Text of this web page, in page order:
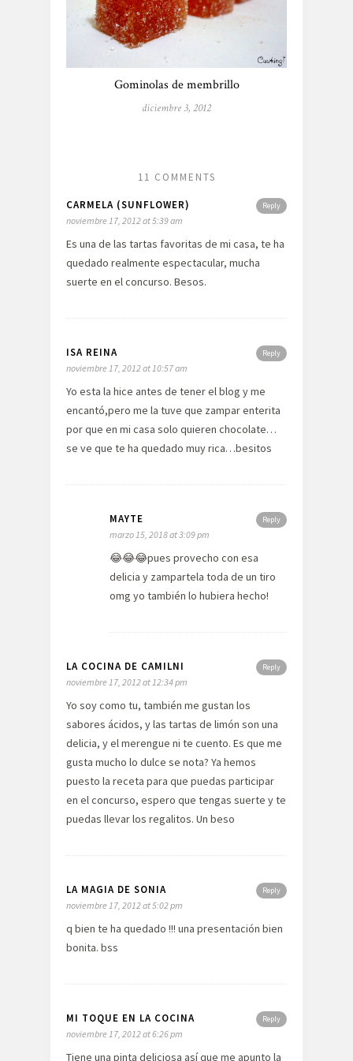
Gominolas de membrillo
diciembre 3, 2012
11 COMMENTS
Reply
CARMELA (SUNFLOWER)
noviembre 17, 2012 at 5:39 am
Es una de las tartas favoritas de mi casa, te ha
quedado realmente espectacular, mucha
suerte en el concurso. Besos.
Reply
ISA REINA
noviembre 17, 2012 at 10:57 am
Yo esta la hice antes de tener el blog y me
encantó,pero me la tuve que zampar enterita
por que en mi casa solo quieren chocolate…
se ve que te ha quedado muy rica…besitos
Reply
MAYTE
marzo 15, 2018 at 3:09 pm
😂😂😂pues provecho con esa
delicia y zampartela toda de un tiro
omg yo también lo hubiera hecho!
Reply
LA COCINA DE CAMILNI
noviembre 17, 2012 at 12:34 pm
Yo soy como tu, también me gustan los
sabores ácidos, y las tartas de limón son una
delicia, y el merengue ni te cuento. Es que me
gusta mucho lo dulce se nota? Ya hemos
puesto la receta para que puedas participar
en el concurso, espero que tengas suerte y te
puedas llevar los regalitos. Un beso
Reply
LA MAGIA DE SONIA
noviembre 17, 2012 at 5:02 pm
q bien te ha quedado !!! una presentación bien
bonita. bss
Reply
MI TOQUE EN LA COCINA
noviembre 17, 2012 at 6:26 pm
Tiene una pinta deliciosa así que me apunto la